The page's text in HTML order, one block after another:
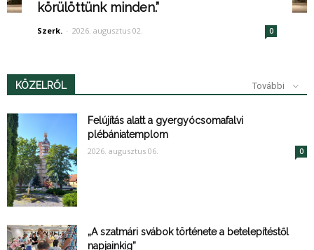
körülöttünk minden.”
Szerk. - 2026. augusztus 02. 0
KÖZELRŐL További
Felújítás alatt a gyergyócsomafalvi
plébániatemplom
2026. augusztus 06. 0
„A szatmári svábok története a betelepítéstől
napjainkig”